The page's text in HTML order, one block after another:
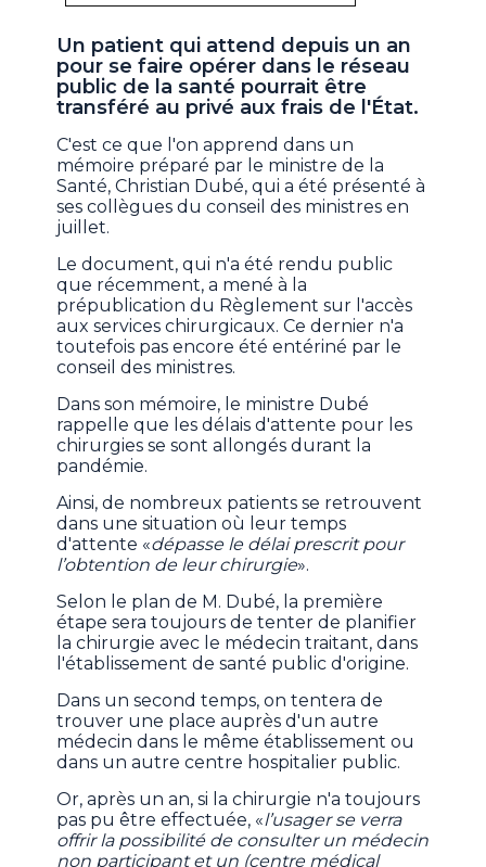
Un patient qui attend depuis un an
pour se faire opérer dans le réseau
public de la santé pourrait être
transféré au privé aux frais de l'État.
C'est ce que l'on apprend dans un
mémoire préparé par le ministre de la
Santé, Christian Dubé, qui a été présenté à
ses collègues du conseil des ministres en
juillet.
Le document, qui n'a été rendu public
que récemment, a mené à la
prépublication du Règlement sur l'accès
aux services chirurgicaux. Ce dernier n'a
toutefois pas encore été entériné par le
conseil des ministres.
Dans son mémoire, le ministre Dubé
rappelle que les délais d'attente pour les
chirurgies se sont allongés durant la
pandémie.
Ainsi, de nombreux patients se retrouvent
dans une situation où leur temps
d'attente «dépasse le délai prescrit pour
l’obtention de leur chirurgie».
Selon le plan de M. Dubé, la première
étape sera toujours de tenter de planifier
la chirurgie avec le médecin traitant, dans
l'établissement de santé public d'origine.
Dans un second temps, on tentera de
trouver une place auprès d'un autre
médecin dans le même établissement ou
dans un autre centre hospitalier public.
Or, après un an, si la chirurgie n'a toujours
pas pu être effectuée, «l’usager se verra
offrir la possibilité de consulter un médecin
non participant et un (centre médical